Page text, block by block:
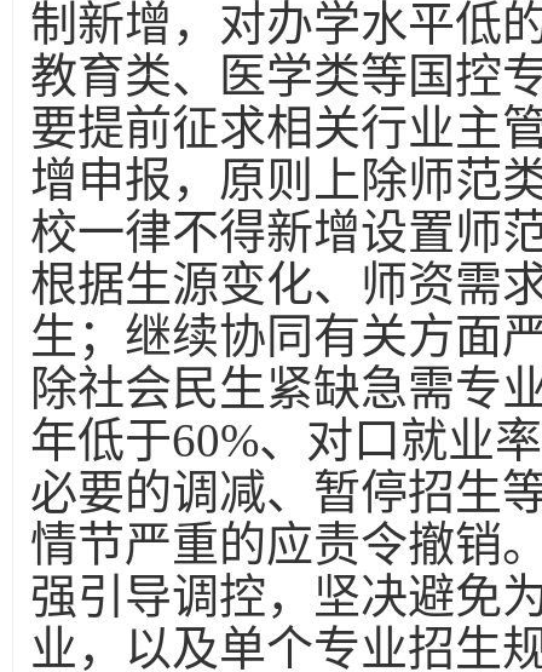
制新增，对办学水平低
教育类、医学类等国控
要提前征求相关行业主
增申报，原则上除师范
校一律不得新增设置师
根据生源变化、师资需
生；继续协同有关方面
除社会民生紧缺急需专
年低于60%、对口就业
必要的调减、暂停招生
情节严重的应责令撤销
强引导调控，坚决避免
业，以及单个专业招生